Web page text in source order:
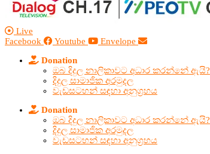
Live
Facebook
Youtube Envelope
Donation
ඔබ දිදුල නාලිකාවට අධාර කරන්නේ ඇයි?
දිදුල සාමාජික අරමුදල
වැඩසටහන් සඳහා අනුග්‍රහය
Donation
ඔබ දිදුල නාලිකාවට අධාර කරන්නේ ඇයි?
දිදුල සාමාජික අරමුදල
වැඩසටහන් සඳහා අනුග්‍රහය